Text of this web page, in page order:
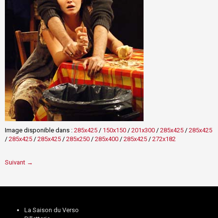
Image disponible dans : 285x425 / 150x150 / 201x300 / 285x425 / 285x425
/ 285x425 / 285x425 / 285x250 / 285x400 / 285x425 / 272x182
Suivant →
La Saison du Verso